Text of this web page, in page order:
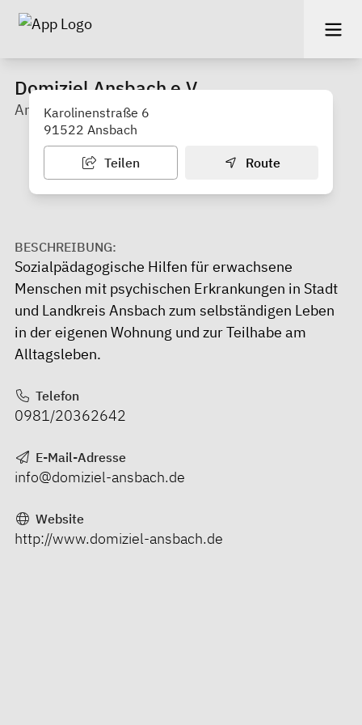
Domiziel Ansbach e.V.
Ambulant Betreutes Wohnen
Karolinenstraße 6
91522 Ansbach
Teilen Route
BESCHREIBUNG:
Sozialpädagogische Hilfen für erwachsene
Menschen mit psychischen Erkrankungen in Stadt
und Landkreis Ansbach zum selbständigen Leben
in der eigenen Wohnung und zur Teilhabe am
Alltagsleben.
Telefon
0981/20362642
E-Mail-Adresse
info@domiziel-ansbach.de
Website
http://www.domiziel-ansbach.de